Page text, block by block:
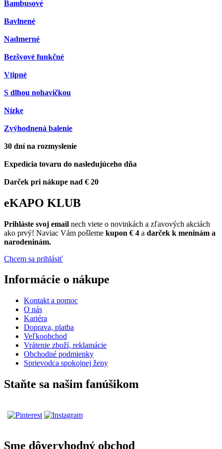
Bambusové
Bavlnené
Nadmerné
Bezšvové funkčné
Vtipné
S dlhou nohavičkou
Nízke
Zvýhodnená balenie
30 dní na rozmyslenie
Expedícia tovaru do nasledujúceho dňa
Darček pri nákupe nad € 20
eKAPO KLUB
Prihláste svoj email nech viete o novinkách a zľavových akciách
ako prvý! Naviac Vám pošleme kupon € 4 a darček k meninám a
narodeninám.
Chcem sa prihlásiť
Informácie o nákupe
Kontakt a pomoc
O nás
Kariéra
Doprava, platba
Veľkoobchod
Vrátenie zboží, reklamácie
Obchodné podmienky
Sprievodca spokojnej ženy
Staňte sa našim fanúšikom
Sme dôveryhodný obchod